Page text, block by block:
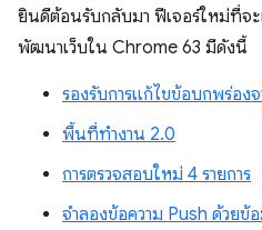
ยินดีต้อนรับกลับมา ฟีเจอร์ใหม่ที่จ
พัฒนาเว็บใน Chrome 63 มีดังนี้
รองรับการแก้ไขข้อบกพร่อง
พื้นที่ทำงาน 2.0
การตรวจสอบใหม่ 4 รายการ
จำลองข้อความ Push ด้วยข้